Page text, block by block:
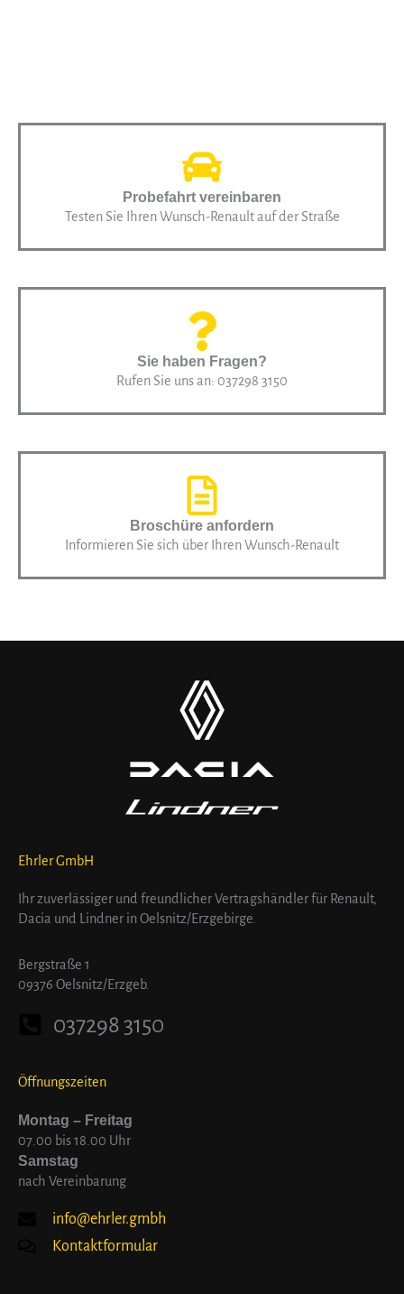
Probefahrt vereinbaren
Testen Sie Ihren Wunsch-Renault auf der Straße
Sie haben Fragen?
Rufen Sie uns an: 037298 3150
Broschüre anfordern
Informieren Sie sich über Ihren Wunsch-Renault
Ehrler GmbH
Ihr zuverlässiger und freundlicher Vertragshändler für Renault,
Dacia und Lindner in Oelsnitz/Erzgebirge.
Bergstraße 1
09376 Oelsnitz/Erzgeb.
037298 3150
Öffnungszeiten
Montag – Freitag
07.00 bis 18.00 Uhr
Samstag
nach Vereinbarung
info@ehrler.gmbh
Kontaktformular